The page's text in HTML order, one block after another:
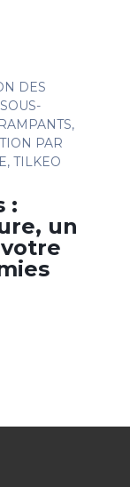
DES
,
PAR
, TILKEO
:
un